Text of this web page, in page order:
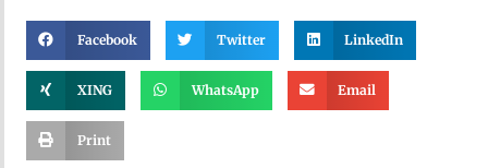
Facebook Twitter LinkedIn
XING WhatsApp Email
Print